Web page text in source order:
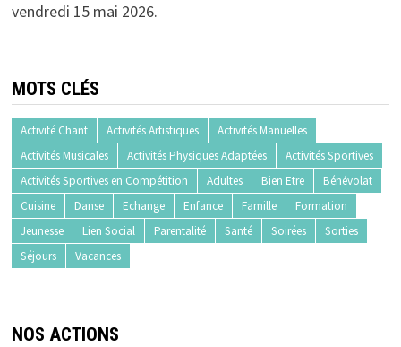
vendredi 15 mai 2026.
MOTS CLÉS
Activité Chant Activités Artistiques
Activités Manuelles
Activités Musicales
Activités Physiques Adaptées
Activités Sportives
Activités Sportives en Compétition
Adultes Bien Etre
Bénévolat
Cuisine
Danse Echange Enfance Famille
Formation
Jeunesse
Lien Social Parentalité Santé Soirées
Sorties
Séjours
Vacances
NOS ACTIONS